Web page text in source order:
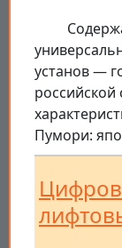
установ —
Пумори: